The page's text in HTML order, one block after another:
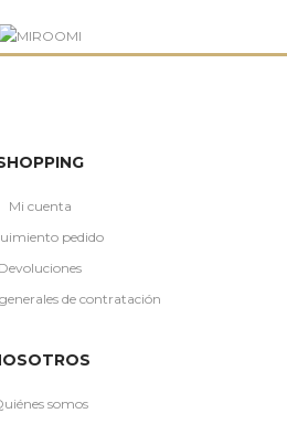
Mi cuenta
pedido
Devoluciones
de contratación
somos